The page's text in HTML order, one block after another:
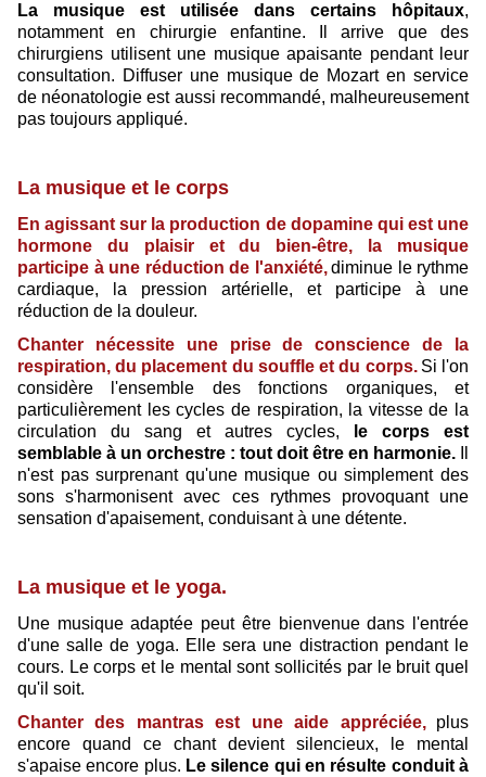
La musique est utilisée dans certains hôpitaux,
notamment en chirurgie enfantine. Il arrive que des
chirurgiens utilisent une musique apaisante pendant leur
consultation. Diffuser une musique de Mozart en service
de néonatologie est aussi recommandé, malheureusement
pas toujours appliqué.
La musique et le corps
En agissant sur la production de dopamine qui est une
hormone du plaisir et du bien-être, la musique
participe à une réduction de l'anxiété, diminue le rythme
cardiaque, la pression artérielle, et participe à une
réduction de la douleur.
Chanter nécessite une prise de conscience de la
respiration, du placement du souffle et du corps. Si l'on
considère l'ensemble des fonctions organiques, et
particulièrement les cycles de respiration, la vitesse de la
circulation du sang et autres cycles,
le corps est
semblable à un orchestre : tout doit être en harmonie.
n'est pas surprenant qu'une musique ou simplement des
sons s'harmonisent avec ces rythmes provoquant une
sensation d'apaisement, conduisant à une détente.
La musique et le yoga.
Une musique adaptée peut être bienvenue dans l'entrée
d'une salle de yoga. Elle sera une distraction pendant le
cours. Le corps et le mental sont sollicités par le bruit quel
qu'il soit.
Chanter des mantras est une aide appréciée,
plus
encore quand ce chant devient silencieux, le mental
s'apaise encore plus. Le silence qui en résulte conduit à